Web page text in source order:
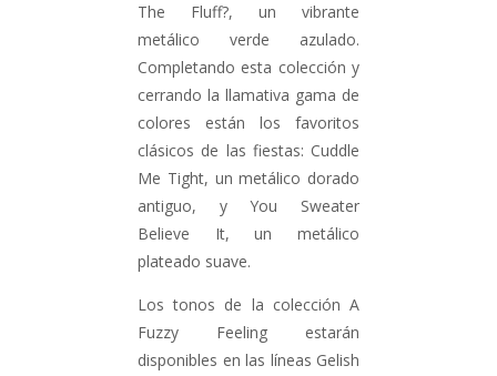
The Fluff?, un vibrante
metálico verde azulado.
Completando esta colección y
cerrando la llamativa gama de
colores están los favoritos
clásicos de las fiestas: Cuddle
Me Tight, un metálico dorado
antiguo, y You Sweater
Believe It, un metálico
plateado suave.
Los tonos de la colección A
Fuzzy Feeling estarán
disponibles en las líneas Gelish